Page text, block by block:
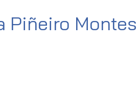
Piñeiro Montes